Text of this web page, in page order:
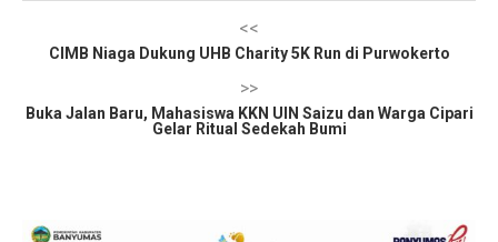
<<
CIMB Niaga Dukung UHB Charity 5K Run di Purwokerto
>>
Buka Jalan Baru, Mahasiswa KKN UIN Saizu dan Warga Cipari
Gelar Ritual Sedekah Bumi